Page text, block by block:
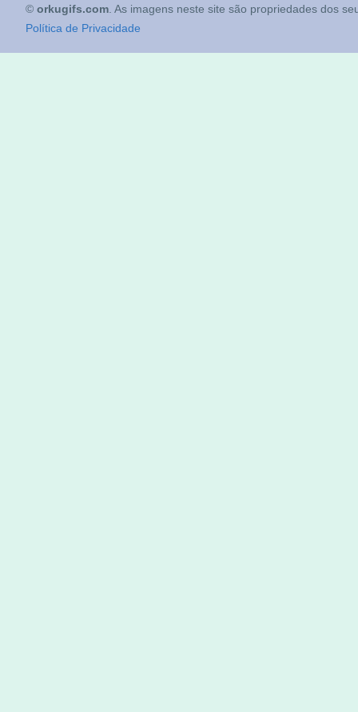
© orkugifs.com . As imagens neste site são propriedades dos
Política de Privacidade